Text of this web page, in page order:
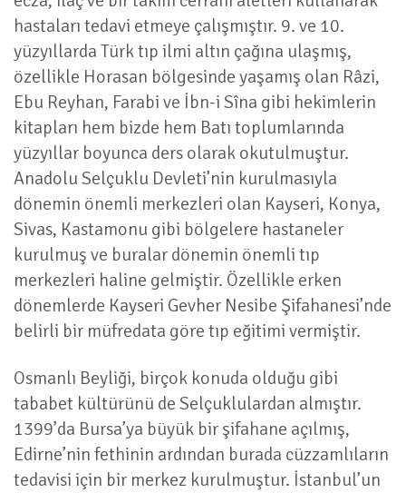
hastaları tedavi etmeye çalışmıştır. 9. ve 10.
yüzyıllarda Türk tıp ilmi altın çağına ulaşmış,
özellikle Horasan bölgesinde yaşamış olan Râzi,
Ebu Reyhan, Farabi ve İbn-i Sîna gibi hekimlerin
kitapları hem bizde hem Batı toplumlarında
yüzyıllar boyunca ders olarak okutulmuştur.
Anadolu Selçuklu Devleti’nin kurulmasıyla
dönemin önemli merkezleri olan Kayseri, Konya,
Sivas, Kastamonu gibi bölgelere hastaneler
kurulmuş ve buralar dönemin önemli tıp
merkezleri haline gelmiştir. Özellikle erken
dönemlerde Kayseri Gevher Nesibe Şifahanesi’nde
belirli bir müfredata göre tıp eğitimi vermiştir.
Osmanlı Beyliği, birçok konuda olduğu gibi
tababet kültürünü de Selçuklulardan almıştır.
1399’da Bursa’ya büyük bir şifahane açılmış,
Edirne’nin fethinin ardından burada cüzzamlıların
tedavisi için bir merkez kurulmuştur. İstanbul’un